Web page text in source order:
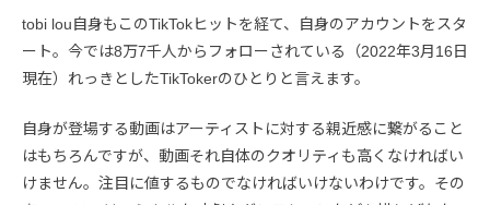
tobi lou自身もこのTikTokヒットを経て、自身のアカウントをスタ
ート。今では8万7千人からフォローされている（2022年3月16日
現在）れっきとしたTikTokerのひとりと言えます。
自身が登場する動画はアーティストに対する親近感に繋がること
はもちろんですが、動画それ自体のクオリティも高くなければい
けません。注目に値するものでなければいけないわけです。その